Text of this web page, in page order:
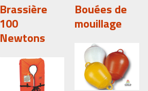
Brassière
100
Newtons
Bouées de
mouillage